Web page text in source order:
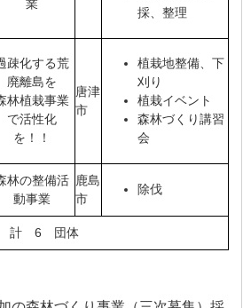
業
採、整理
疎化する荒
廃離島を
林植栽事業
で活性化
を！！
唐津
市
植栽地整備、下
刈り
植栽イベント
森林づくり講習
会
林の整備活
動事業
鹿島
市
除伐
計 6 団体